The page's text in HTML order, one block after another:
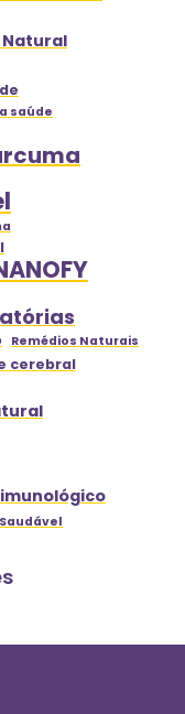
Natural
saúde
Remédios Naturais
cerebral